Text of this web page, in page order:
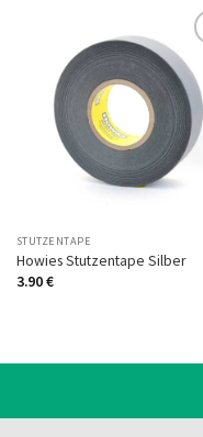
die
STUTZENTAPE
Howies Stutzentape Silber
3.90€